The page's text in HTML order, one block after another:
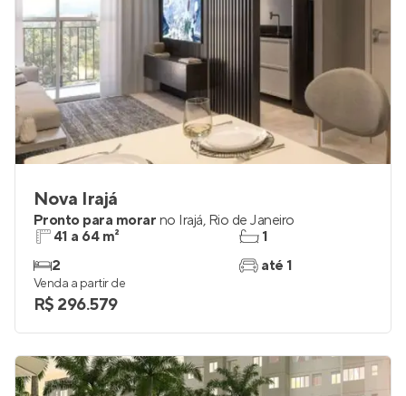
Nova Irajá
Pronto para morar no Irajá, Rio de Janeiro
41 a 64 m²
2
1
até 1
Venda a partir de
R$ 296.579